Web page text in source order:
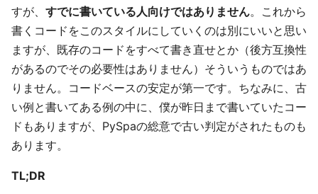
すが、 すでに書いている人向けではありません。これから
書くコードをこのスタイルにしていくのは別にいいと思い
ますが、既存のコードをすべて書き直せとか（後方互換性
があるのでその必要性はありません）そういうものではあ
りません。コードベースの安定が第一です。ちなみに、古
い例と書いてある例の中に、僕が昨日まで書いていたコー
ドもありますが、PySpaの総意で古い判定がされたものも
あります。
TL;DR